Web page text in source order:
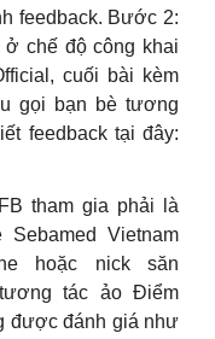
feedback. Bước 2:
chế độ công khai
cuối bài kèm
gọi bạn bè tương
feedback tại đây:
tham gia phải là
Vietnam
hoặc nick săn
tác ảo Điểm
được đánh giá như